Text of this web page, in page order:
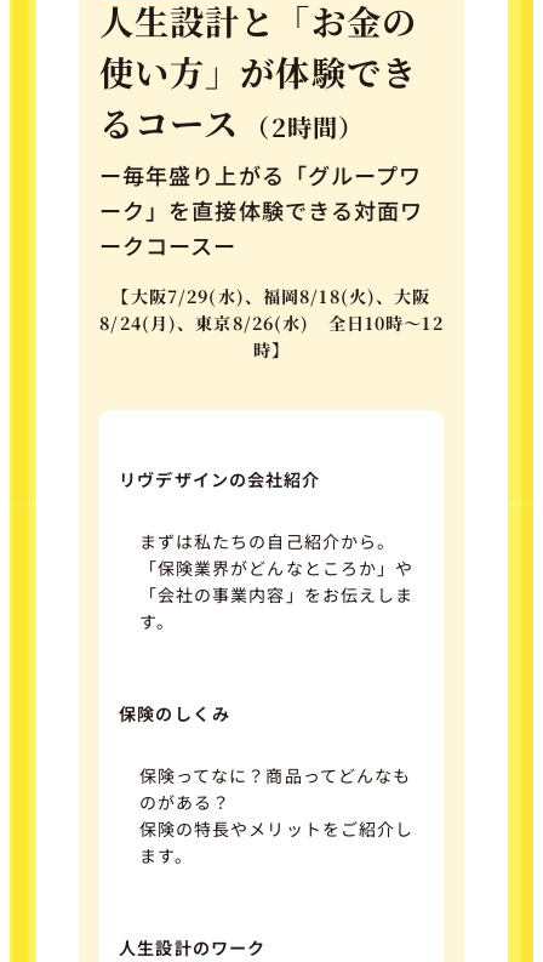
人生設計と「お金の
使い方」が体験でき
るコース
（2時間）
ー毎年盛り上がる「グループワ
ーク」を直接体験できる対面ワ
ークコースー
【大阪7/29(水)、福岡8/18(火)、大阪
8/24(月)、東京8/26(水) 全日10時～12
時】
リヴデザインの会社紹介
まずは私たちの自己紹介から。
「保険業界がどんなところか」や
「会社の事業内容」をお伝えしま
す。
保険のしくみ
保険ってなに？商品ってどんなも
のがある？
保険の特長やメリットをご紹介し
ます。
人生設計のワーク